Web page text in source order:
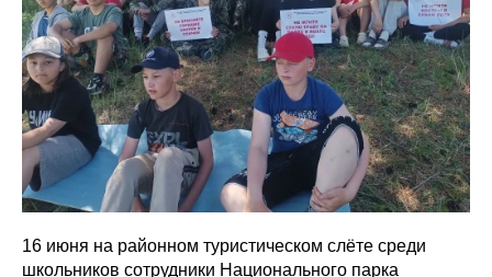
16 июня на районном туристическом слёте среди
школьников сотрудники Национального парка